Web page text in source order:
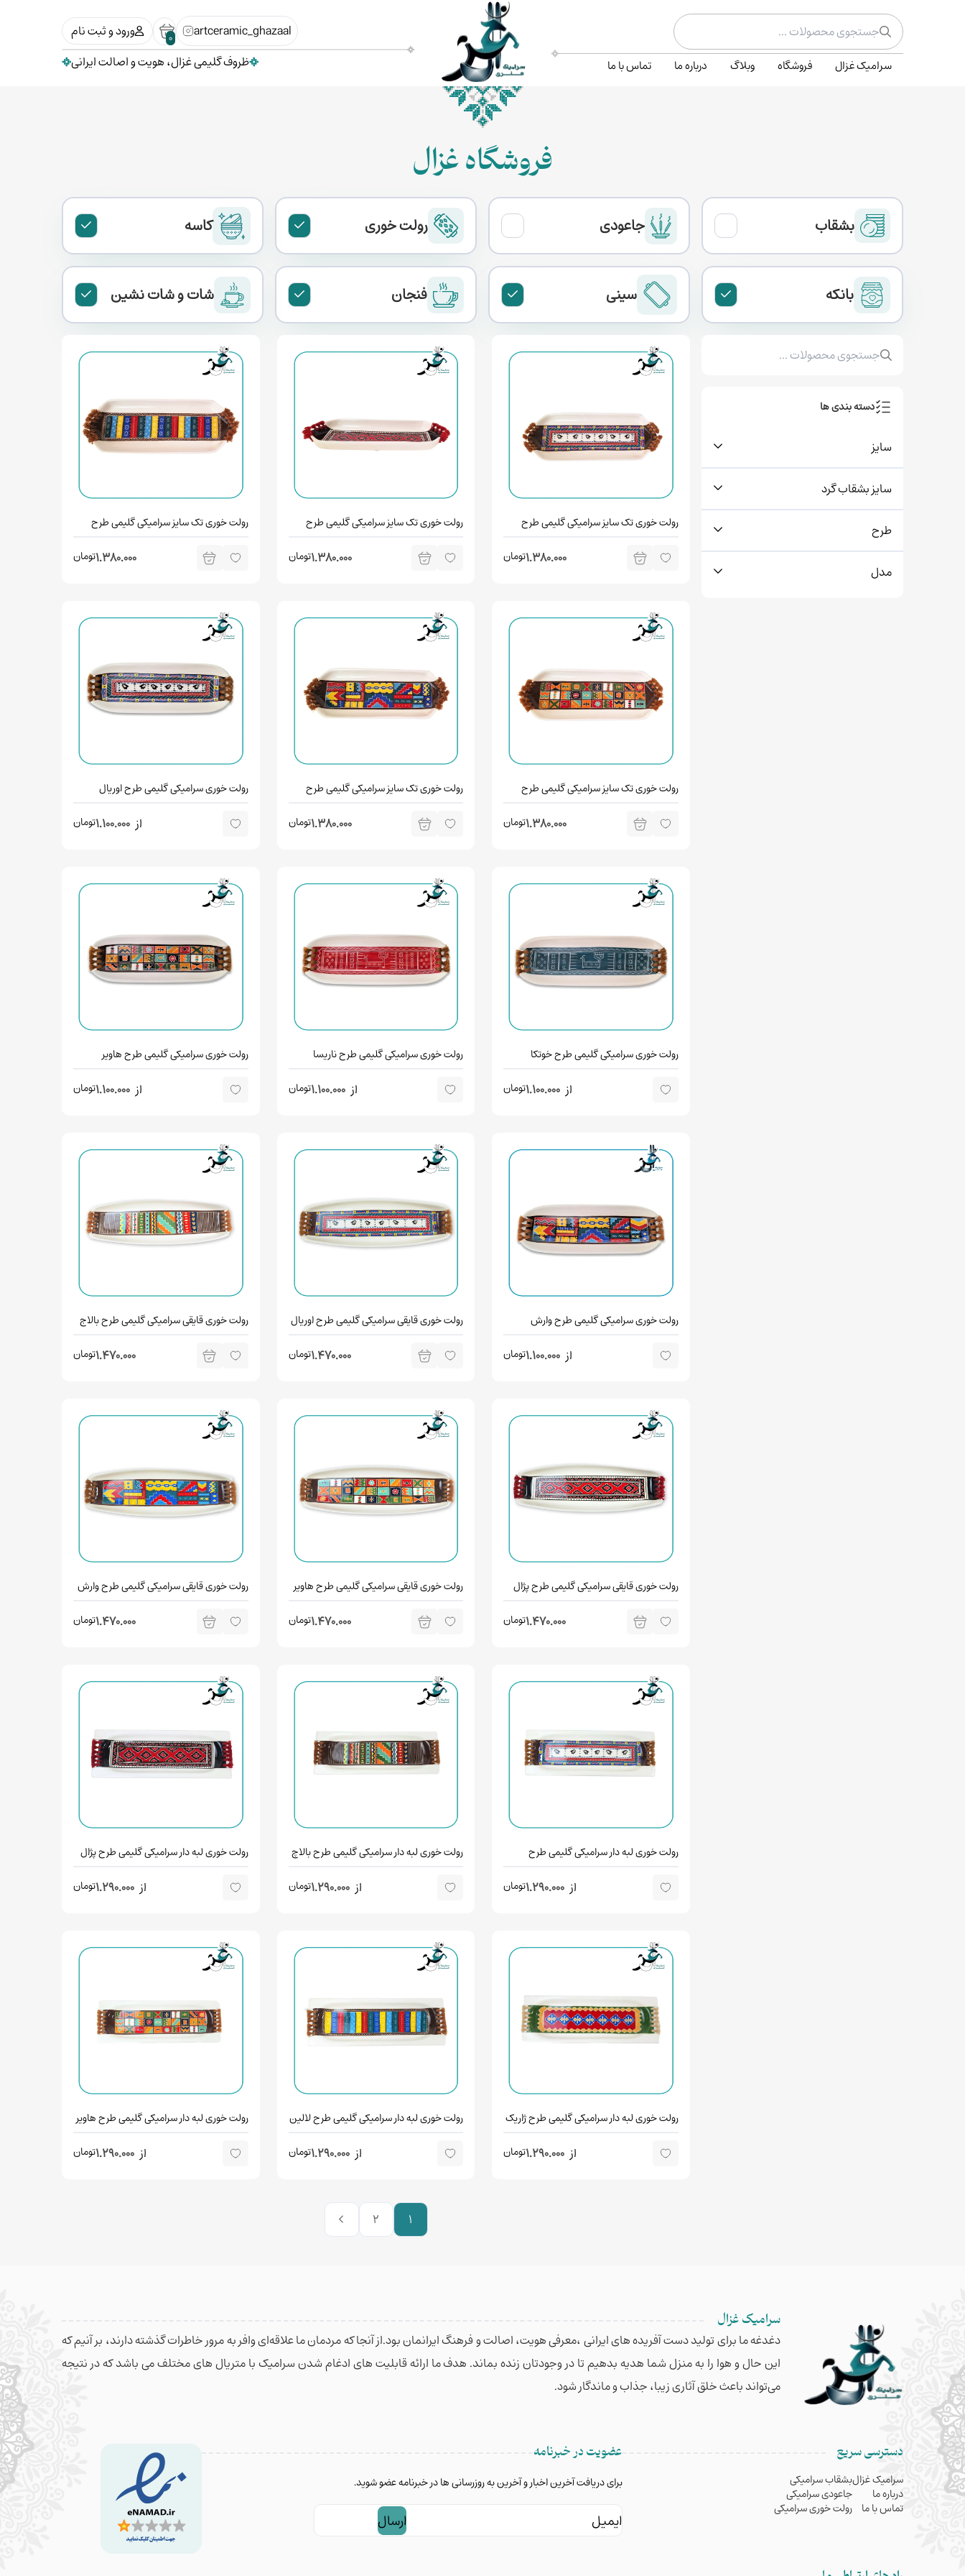
سرامیک غزال فروشگاه وبلاگ درباره ما تماس با ما
artceramic_ghazaal
0
ورود و ثبت نام
ظروف گلیمی غزال، هویت و اصالت ایرانی
فروشگاه غزال
بشقاب جاعودی رولت خوری کاسه
بانکه سینی فنجان شات و شات نشین
دسته بندی ها
سایز
سایز بشقاب گرد
طرح
مدل
رولت خوری تک سایز سرامیکی گلیمی طرح
1.380.000تومان
رولت خوری تک سایز سرامیکی گلیمی طرح
1.380.000تومان
رولت خوری تک سایز سرامیکی گلیمی طرح
1.380.000تومان
رولت خوری تک سایز سرامیکی گلیمی طرح
1.380.000تومان
رولت خوری تک سایز سرامیکی گلیمی طرح
1.380.000تومان
رولت خوری سرامیکی گلیمی طرح اوریال
از 1.100.000تومان
رولت خوری سرامیکی گلیمی طرح خوتکا
از 1.100.000تومان
رولت خوری سرامیکی گلیمی طرح ناریسا
از 1.100.000تومان
رولت خوری سرامیکی گلیمی طرح هاویر
از 1.100.000تومان
رولت خوری سرامیکی گلیمی طرح وارش
از 1.100.000تومان
رولت خوری قایقی سرامیکی گلیمی طرح اوریال
1.470.000تومان
رولت خوری قایقی سرامیکی گلیمی طرح بالاج
1.470.000تومان
رولت خوری قایقی سرامیکی گلیمی طرح پژال
1.470.000تومان
رولت خوری قایقی سرامیکی گلیمی طرح هاویر
1.470.000تومان
رولت خوری قایقی سرامیکی گلیمی طرح وارش
1.470.000تومان
رولت خوری لبه دار سرامیکی گلیمی طرح
از 1.290.000تومان
رولت خوری لبه دار سرامیکی گلیمی طرح بالاچ
از 1.290.000تومان
رولت خوری لبه دار سرامیکی گلیمی طرح پژال
از 1.290.000تومان
رولت خوری لبه دار سرامیکی گلیمی طرح ژاریک
از 1.290.000تومان
رولت خوری لبه دار سرامیکی گلیمی طرح لالین
از 1.290.000تومان
رولت خوری لبه دار سرامیکی گلیمی طرح هاویر
از 1.290.000تومان
1
2
سرامیک غزال
دغدغه ما برای تولید دست آفریده های ایرانی ،معرفی هویت، اصالت و فرهنگ ایرانمان بود.از آنجا که مردمان ما علاقه‌ای وافر به مرور خاطرات گذشته دارند، بر آنیم که
این حال و هوا را به منزل شما هدیه بدهیم تا در وجودتان زنده بماند. هدف ما ارائه قابلیت های ادغام شدن سرامیک با متریال های مختلف می باشد که در نتیجه
می‌تواند باعث خلق آثاری زیبا، جذاب و ماندگار شود.
دسترسی سریع
سرامیک غزال
درباره ما
تماس با ما
بشقاب سرامیکی
جاعودی سرامیکی
رولت خوری سرامیکی
عضویت در خبرنامه
برای دریافت آخرین اخبار و آخرین به روزرسانی ها در خبرنامه عضو شوید.